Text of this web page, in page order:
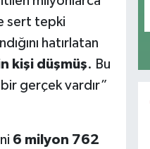
sert tepki
hatırlatan
kişi düşmüş. Bu
gerçek vardır”
6 milyon 762